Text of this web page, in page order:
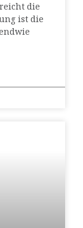
die
ist die